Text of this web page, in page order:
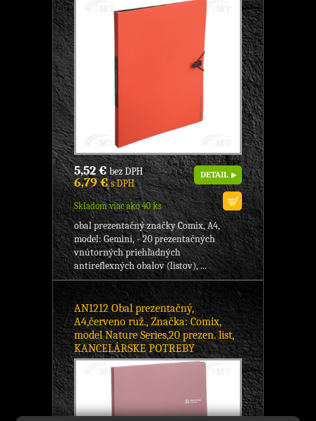
5,52 €bez DPH
6,79 €s DPH
Skladom viac ako 40 ks
DETAIL
obal prezentačný značky Comix, A4,
model: Gemini, - 20 prezentačných
vnútorných priehľadných
antireflexných obalov (listov), ...
AN1212 Obal prezentačný,
A4,červeno ruž., Značka: Comix,
model Nature Series,20 prezen. list,
KANCELÁRSKE POTREBY